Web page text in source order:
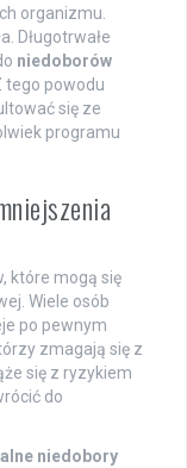
organizmu.
Długotrwałe
niedoborów
tego powodu
się ze
programu
które mogą się
Wiele osób
po pewnym
zmagają się z
się z ryzykiem
do
niedobory